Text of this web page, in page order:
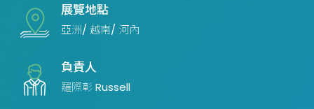
展覽地點
亞洲/ 越南/ 河內
負責人
羅際彰 Russell